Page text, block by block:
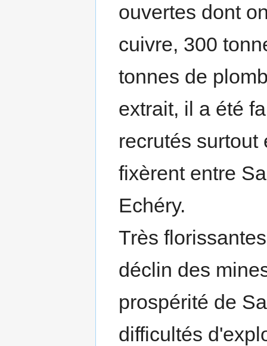
ouvertes dont
cuivre, 300
tonnes de
extrait, il a été
recrutés surtout
fixèrent entre
Echéry.
Très
déclin des
prospérité de
difficultés